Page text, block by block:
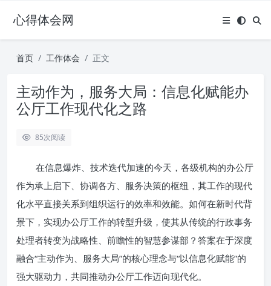
心得体会网
首页 工作体会 正文
主动作为，服务大局：信息化赋能办
公厅工作现代化之路
85次阅读
在信息爆炸、技术迭代加速的今天，各级机构的办公厅
作为承上启下、协调各方、服务决策的枢纽，其工作的现代
化水平直接关系到组织运行的效率和效能。如何在新时代背
景下，实现办公厅工作的转型升级，使其从传统的行政事务
处理者转变为战略性、前瞻性的智慧参谋部？答案在于深度
融合“主动作为、服务大局”的核心理念与“以信息化赋能”的
强大驱动力，共同推动办公厅工作迈向现代化。